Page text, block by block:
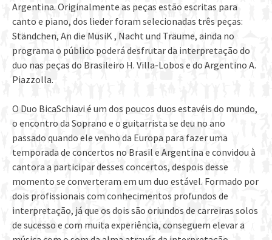
Argentina. Originalmente as peças estão escritas para
canto e piano, dos lieder foram selecionadas três peças:
Ständchen, An die MusiK , Nacht und Träume, ainda no
programa o público poderá desfrutar da interpretação do
duo nas peças do Brasileiro H. Villa-Lobos e do Argentino A.
Piazzolla.
O Duo BicaSchiavi é um dos poucos duos estavéis do mundo,
o encontro da Soprano e o guitarrista se deu no ano
passado quando ele venho da Europa para fazer uma
temporada de concertos no Brasil e Argentina e convidou à
cantora a participar desses concertos, despois desse
momento se converteram em um duo estável. Formado por
dois profissionais com conhecimentos profundos de
interpretação, já que os dois são oriundos de carreiras solos
de sucesso e com muita experiência, conseguem elevar a